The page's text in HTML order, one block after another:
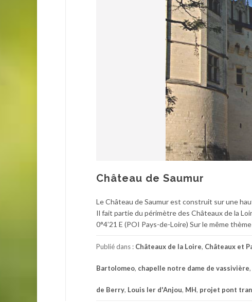
Château de Saumur
Le Château de Saumur est construit sur une
Il fait partie du périmètre des Châteaux de la
0°4’21 E (POI Pays-de-Loire) Sur le même
Publié dans : Châteaux de la Loire, Châteaux et
Bartolomeo, chapelle notre dame de vassivière,
de Berry, Louis Ier d'Anjou, MH, projet pont